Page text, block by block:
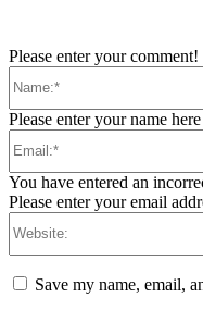
Please enter your comment!
Please enter your name here
You have entered an
Please enter your email
Save my name, email,